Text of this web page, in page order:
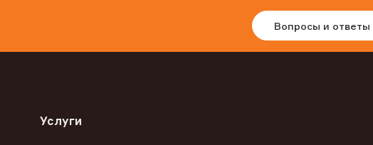
Вопросы и ответы
Услуги